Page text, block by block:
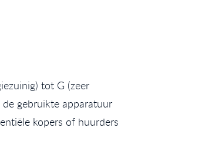
tot G (zeer
gebruikte apparatuur
kopers of huurders